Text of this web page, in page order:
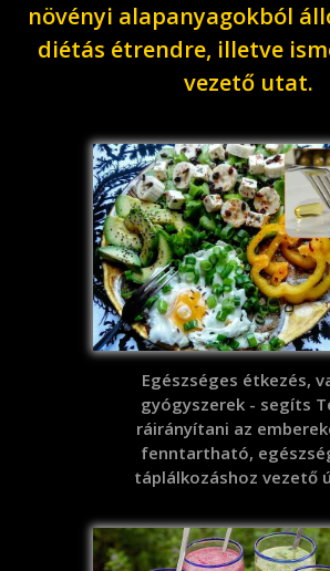
növényi alapanyagokból
diétás étrendre, illetve
vezető utat.
Egészséges étkezés,
gyógyszerek - segíts
ráirányítani az
fenntartható,
táplálkozáshoz vezető